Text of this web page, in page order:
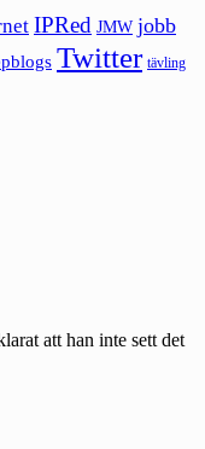
IPRed JMW jobb
Twitter tävling
att han inte sett det